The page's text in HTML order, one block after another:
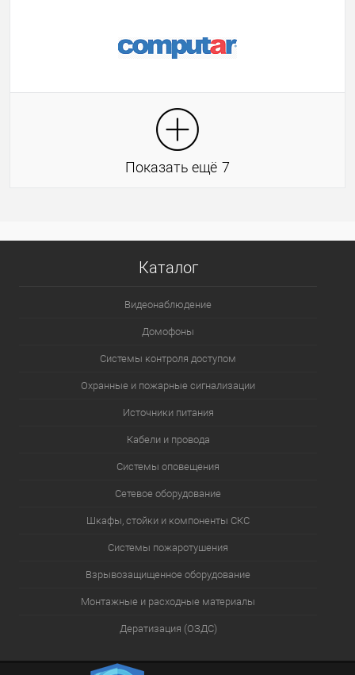
Показать ещё 7
Каталог
Видеонаблюдение
Домофоны
Системы контроля доступом
Охранные и пожарные сигнализации
Источники питания
Кабели и провода
Системы оповещения
Сетевое оборудование
Шкафы, стойки и компоненты СКС
Системы пожаротушения
Взрывозащищенное оборудование
Монтажные и расходные материалы
Дератизация (ОЗДС)